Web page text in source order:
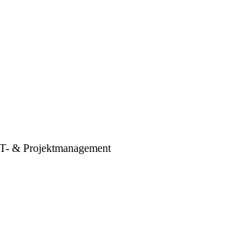
& Projektmanagement